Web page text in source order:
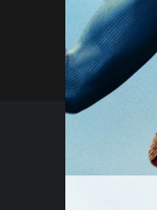
#Fantasy